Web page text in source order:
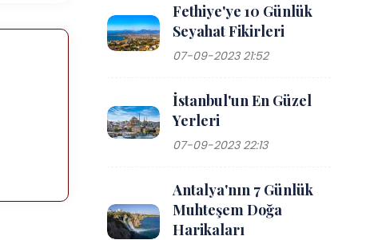
Fethiye'ye 10 Günlük
Seyahat Fikirleri
07-09-2023 21:52
İstanbul'un En Güzel
Yerleri
07-09-2023 22:13
Antalya'nın 7 Günlük
Muhteşem Doğa
Harikaları